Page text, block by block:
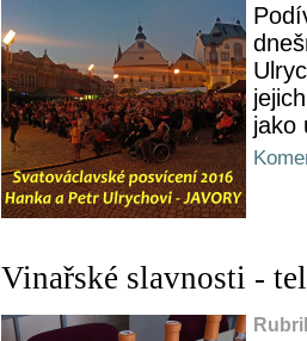
jako
Vinařské slavnosti -